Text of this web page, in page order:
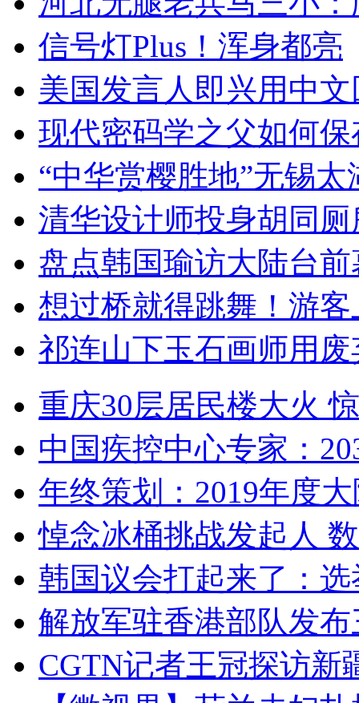
信号灯Plus！浑身都亮
美国发言人即兴用中
现代密码学之父如何
“中华赏樱胜地”无锡
清华设计师投身胡同
盘点韩国瑜访大陆台
想过桥就得跳舞！游客
祁连山下玉石画师用
重庆30层居民楼大火
中国疾控中心专家：
年终策划：2019年度
悼念冰桶挑战发起人
韩国议会打起来了：
解放军驻香港部队发
CGTN记者王冠探访新